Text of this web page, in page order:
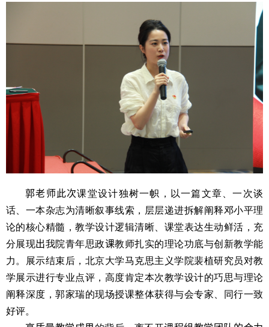
郭老师此次课堂设计独树一帜，以一篇文章、一次谈
话、一本杂志为清晰叙事线索，层层递进拆解阐释邓小平理
论的核心精髓，教学设计逻辑清晰、课堂表达生动鲜活，充
分展现出我院青年思政课教师扎实的理论功底与创新教学能
力。展示结束后，北京大学马克思主义学院裴植研究员对教
学展示进行专业点评，高度肯定本次教学设计的巧思与理论
阐释深度，郭家瑞的现场授课整体获得与会专家、同行一致
好评。